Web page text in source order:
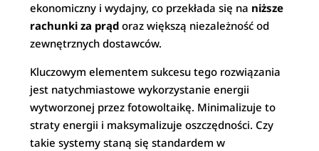
ekonomiczny i wydajny, co przekłada się na niższe
rachunki za prąd oraz większą niezależność od
zewnętrznych dostawców.
Kluczowym elementem sukcesu tego rozwiązania
jest natychmiastowe wykorzystanie energii
wytworzonej przez fotowoltaikę. Minimalizuje to
straty energii i maksymalizuje oszczędności. Czy
takie systemy staną się standardem w